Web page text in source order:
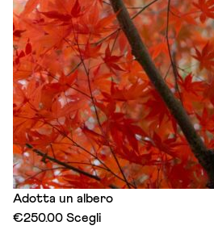
Adotta un albero
€250.00 ScegliThis